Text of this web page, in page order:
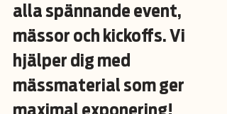
alla spännande event,
mässor och kickoffs. Vi
hjälper dig med
mässmaterial som ger